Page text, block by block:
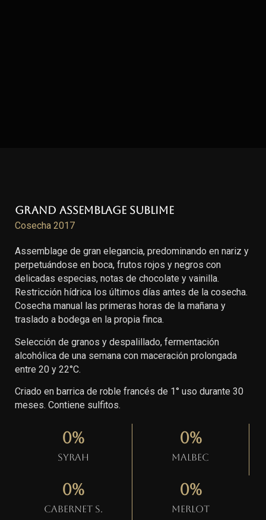
Grand Assemblage Sublime
Cosecha 2017
Assemblage de gran elegancia, predominando en nariz y
perpetuándose en boca, frutos rojos y negros con
delicadas especias, notas de chocolate y vainilla.
Restricción hídrica los últimos días antes de la cosecha.
Cosecha manual las primeras horas de la mañana y
traslado a bodega en la propia finca.
Selección de granos y despalillado, fermentación
alcohólica de una semana con maceración prolongada
entre 20 y 22°C.
Criado en barrica de roble francés de 1° uso durante 30
meses. Contiene sulfitos.
Syrah
0%
Malbec
0%
Cabernet S.
0%
Merlot
0%